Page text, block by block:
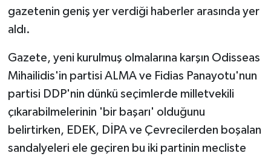
gazetenin geniş yer verdiği haberler arasında yer
aldı.
Gazete, yeni kurulmuş olmalarına karşın Odisseas
Mihailidis'in partisi ALMA ve Fidias Panayotu'nun
partisi DDP'nin dünkü seçimlerde milletvekili
çıkarabilmelerinin 'bir başarı' olduğunu
belirtirken, EDEK, DİPA ve Çevrecilerden boşalan
sandalyeleri ele geçiren bu iki partinin mecliste